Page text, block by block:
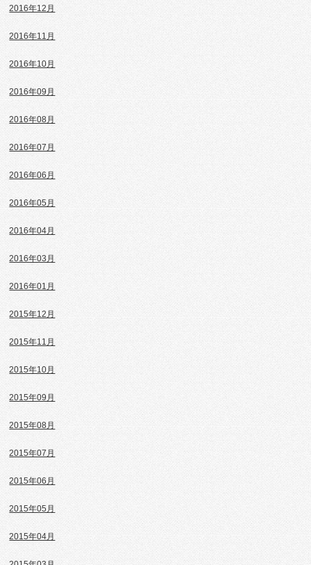
2016年12月
2016年11月
2016年10月
2016年09月
2016年08月
2016年07月
2016年06月
2016年05月
2016年04月
2016年03月
2016年01月
2015年12月
2015年11月
2015年10月
2015年09月
2015年08月
2015年07月
2015年06月
2015年05月
2015年04月